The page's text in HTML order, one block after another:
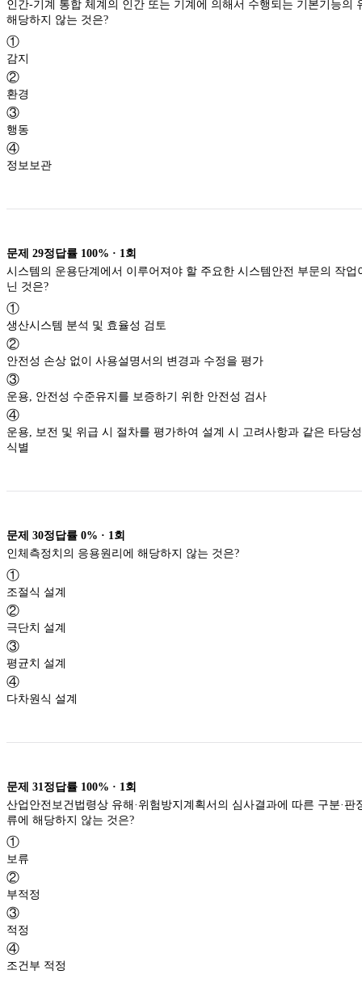
인간-기계 통합 체계의 인간 또는 기계에 의해서 수행되는 기본기능의
해당하지 않는 것은?
①
감지
②
환경
③
행동
④
정보보관
문제 29정답률 100% · 1 회
시스템의 운용단계에서 이루어져야 할 주요한 시스템안전 부문의 작업
닌 것은?
①
생산시스템 분석 및 효율성 검토
②
안전성 손상 없이 사용설명서의 변경과 수정을 평가
③
운용, 안전성 수준유지를 보증하기 위한 안전성 검사
④
운용, 보전 및 위급 시 절차를 평가하여 설계 시 고려사항과 같은 타당
식별
문제 30정답률 0% · 1 회
인체측정치의 응용원리에 해당하지 않는 것은?
①
조절식 설계
②
극단치 설계
③
평균치 설계
④
다차원식 설계
문제 31 정답률 100% · 1 회
산업안전보건법령상 유해·위험방지계획서의 심사결과에 따른 구분·판
류에 해당하지 않는 것은?
①
보류
②
부적정
③
적정
④
조건부 적정